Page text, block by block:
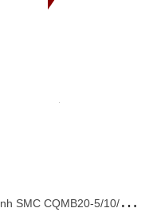
X
i lanh SMC CQMB20-5/10/15/20/25/30/35/40/45/50